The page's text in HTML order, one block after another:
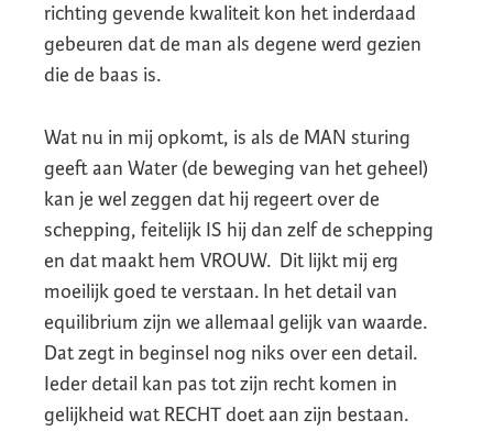
richting gevende kwaliteit kon het inderdaad
gebeuren dat de man als degene werd gezien
die de baas is.
Wat nu in mij opkomt, is als de MAN sturing
geeft aan Water (de beweging van het geheel)
kan je wel zeggen dat hij regeert over de
schepping, feitelijk IS hij dan zelf de schepping
en dat maakt hem VROUW. Dit lijkt mij erg
moeilijk goed te verstaan. In het detail van
equilibrium zijn we allemaal gelijk van waarde.
Dat zegt in beginsel nog niks over een detail.
Ieder detail kan pas tot zijn recht komen in
gelijkheid wat RECHT doet aan zijn bestaan.